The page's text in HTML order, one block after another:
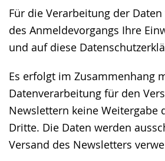
Für die Verarbeitung der
des Anmeldevorgangs Ihre
und auf diese
Es erfolgt im Zusammenhang
Datenverarbeitung für den
Newslettern keine Weitergabe
Dritte. Die Daten werden
Versand des Newsletters